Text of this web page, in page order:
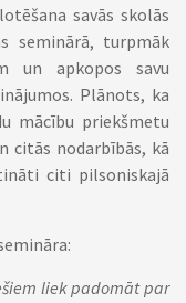
savās skolās
seminārā, turpmāk
un apkopos savu
Plānots, ka
mācību priekšmetu
citās nodarbībās, kā
citi pilsoniskajā
liek padomāt par